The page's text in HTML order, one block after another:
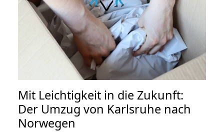
Mit Leichtigkeit in die Zukunft:
Der Umzug von Karlsruhe nach
Norwegen